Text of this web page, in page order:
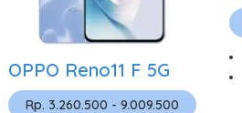
OPPO Reno11 F 5G
Rp. 3.260.500 - 9.009.500